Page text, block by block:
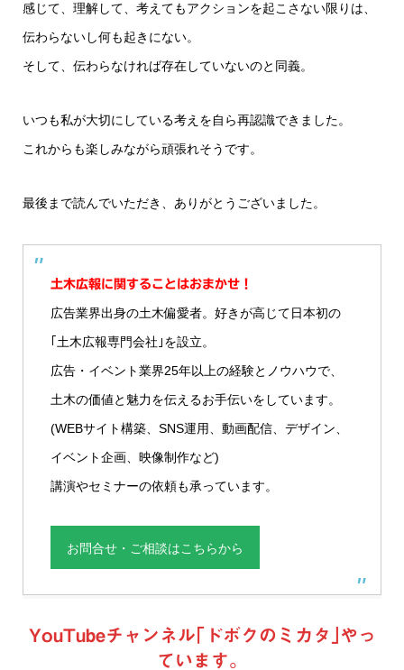
感じて、理解して、考えてもアクションを起こさない限りは、
伝わらないし何も起きにない。
そして、伝わらなければ存在していないのと同義。
いつも私が大切にしている考えを自ら再認識できました。
これからも楽しみながら頑張れそうです。
最後まで読んでいただき、ありがとうございました。
土木広報に関することはおまかせ！
広告業界出身の土木偏愛者。好きが高じて日本初の
｢土木広報専門会社｣を設立。
広告・イベント業界25年以上の経験とノウハウで、
土木の価値と魅力を伝えるお手伝いをしています。
(WEBサイト構築、SNS運用、動画配信、デザイン、
イベント企画、映像制作など)
講演やセミナーの依頼も承っています。
お問合せ・ご相談はこちらから
YouTubeチャンネル｢ドボクのミカタ｣やっ
ています。